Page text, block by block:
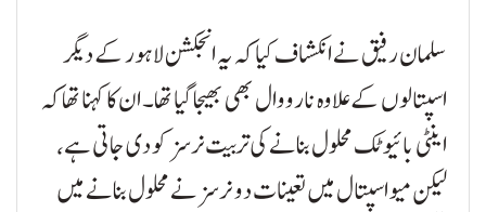
سلمان رفیق نے انکشاف کیا کہ یہ انجکشن لاہور کے دیگر
اسپتالوں کے علاوہ نارووال بھی بھیجا گیا تھا۔ ان کا کہنا تھا کہ
اینٹی بائیوٹک محلول بنانے کی تربیت نرسز کو دی جاتی ہے،
لیکن میو اسپتال میں تعینات دو نرسز نے محلول بنانے میں